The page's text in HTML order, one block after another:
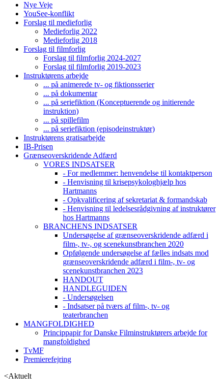
Nye Veje
YouSee-konflikt
Forslag til medieforlig
Medieforlig 2022
Medieforlig 2018
Forslag til filmforlig
Forslag til filmforlig 2024-2027
Forslag til filmforlig 2019-2023
Instruktørens arbejde
... på animerede tv- og fiktionsserier
... på dokumentar
... på seriefiktion (Konceptuerende og initierende
instruktion)
... på spillefilm
... på seriefiktion (episodeinstruktør)
Instruktørens gratisarbejde
IB-Prisen
Grænseoverskridende Adfærd
VORES INDSATSER
- For medlemmer: henvendelse til kontaktperson
- Henvisning til krisepsykologhjælp hos
Hartmanns
- Opkvalificering af sekretariat & formandskab
- Henvisning til ledelsesrådgivning af instruktører
hos Hartmanns
BRANCHENS INDSATSER
Undersøgelse af grænseoverskridende adfærd i
film-, tv-, og scenekunstbranchen 2020
Opfølgende undersøgelse af fælles indsats mod
grænseoverskridende adfærd i film-, tv- og
scenekunstbranchen 2023
HANDOUT
HANDLEGUIDEN
- Undersøgelsen
- Indsatser på tværs af film-, tv- og
teaterbranchen
MANGFOLDIGHED
Princippapir for Danske Filminstruktørers arbejde for
mangfoldighed
TvMF
Premierefejring
<Aktuelt